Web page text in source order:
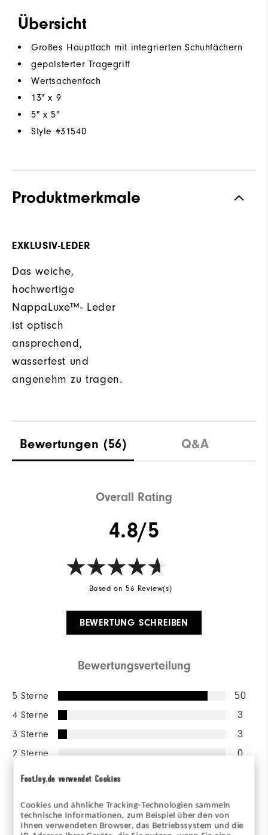
FootJoy.de verwendet Cookies
Cookies und ähnliche Tracking-Technologien sammeln
technische Informationen, zum Beispiel über den von
Ihnen verwendeten Browser, das Betriebssystem und die
Übersicht
Großes Hauptfach mit integrierten Schuhfächern
gepolsterter Tragegriff
Wertsachenfach
13" x 9
5" x 5"
Style #31540
Produktmerkmale
EXKLUSIV-LEDER
Das weiche,
hochwertige
NappaLuxe™- Leder
ist optisch
ansprechend,
wasserfest und
angenehm zu tragen.
Bewertungen (56) Q&A
Overall Rating
4.8/5
Based on 56 Review(s)
BEWERTUNG SCHREIBEN
Bewertungsverteilung
5 Sterne 50
4 Sterne 3
3 Sterne 3
2 Sterne 0
1 Stern
98%
der Anwortgeber würden es
einem Freund
weiterempfehlen.